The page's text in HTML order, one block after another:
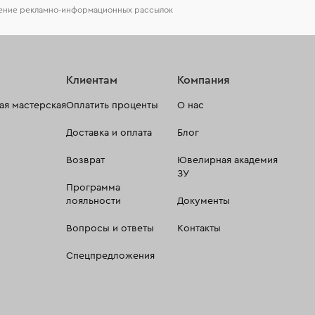
рекламно-информационных рассылок
мастерская
Клиентам
Оплатить проценты
Доставка и оплата
Возврат
Программа
лояльности
Вопросы и ответы
Спецпредложения
Компания
О нас
Блог
Ювелирная академия
ЗУ
Документы
Контакты